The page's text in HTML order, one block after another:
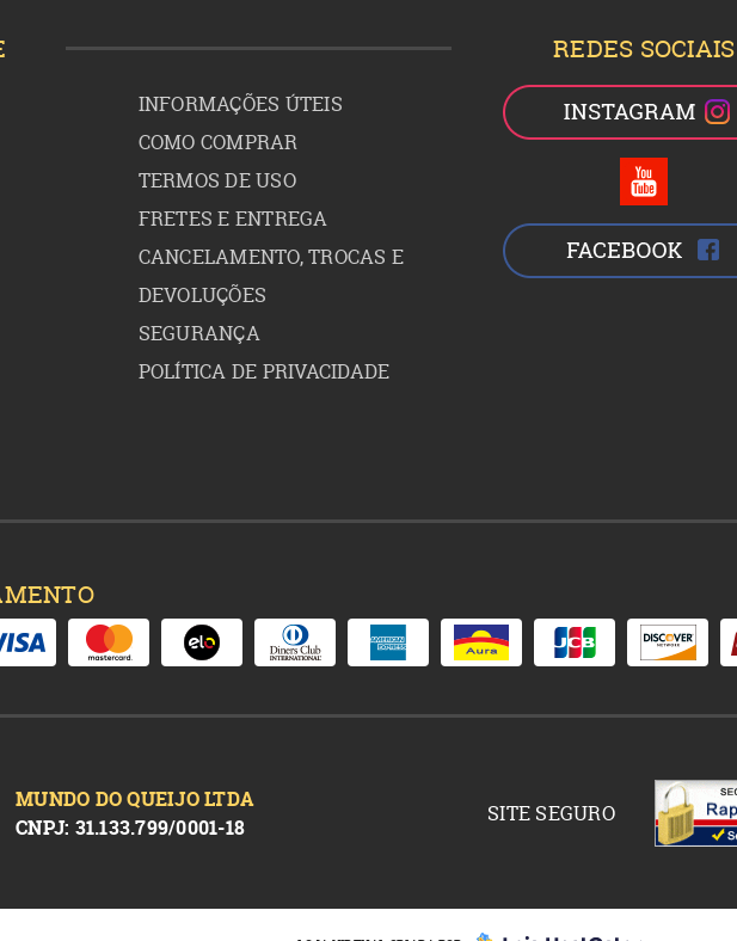
INFORMAÇÕES ÚTEIS
COMO COMPRAR
TERMOS DE USO
FRETES E ENTREGA
CANCELAMENTO, TROCAS E
DEVOLUÇÕES
SEGURANÇA
POLÍTICA DE PRIVACIDADE
REDES SOCIAIS
MUNDO DO QUEIJO LTDA
CNPJ: 31.133.799/0001-18
SITE SEGURO